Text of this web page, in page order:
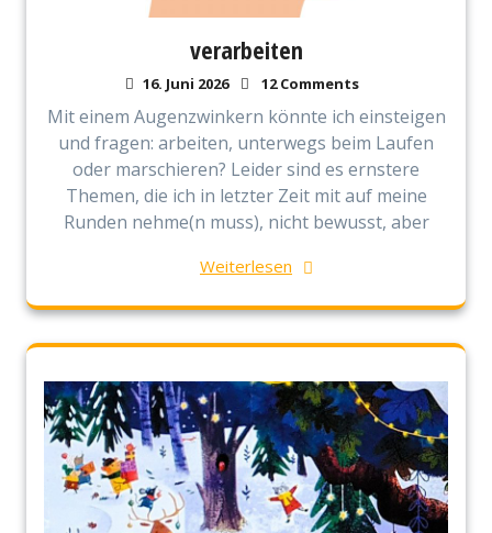
verarbeiten
16. Juni 2026 12 Comments
Mit einem Augenzwinkern könnte ich einsteigen
und fragen: arbeiten, unterwegs beim Laufen
oder marschieren? Leider sind es ernstere
Themen, die ich in letzter Zeit mit auf meine
Runden nehme(n muss), nicht bewusst, aber
Weiterlesen